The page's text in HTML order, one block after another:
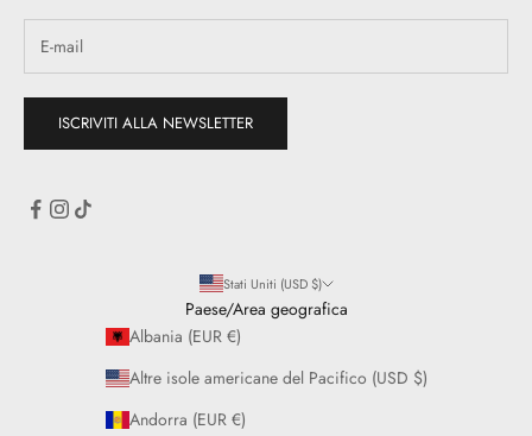
ISCRIVITI ALLA NEWSLETTER
Stati Uniti (USD $)
Paese/Area geografica
Albania (EUR €)
Altre isole americane del Pacifico (USD $)
Andorra (EUR €)